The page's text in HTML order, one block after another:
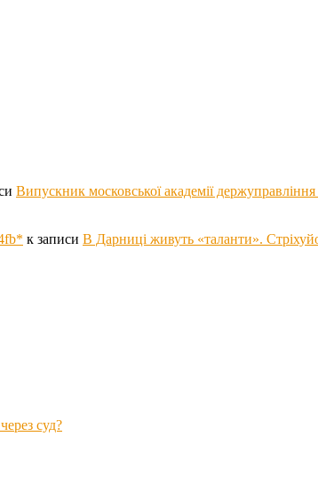
Випускник московської академії
к записи В Дарниці живуть «таланти».
суд?